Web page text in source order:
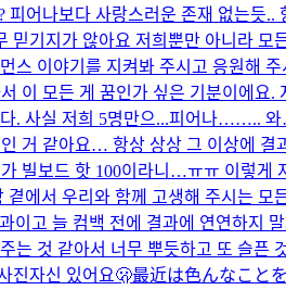
피어나보다 사랑스러운 존재 없는듯
기지가 않아요 저희뿐만 아니라
스 이야기를 지켜봐 주시고 응원해
이 모든 게 꿈인가 싶은 기분이에요
. 사실 저희 5명만으...피어나…….. 와…
거 같아요… 항상 상상 그 이상에
빌보드 핫 100이라니…ㅠㅠ 이렇게
에서 우리와 함께 고생해 주시는
이고 늘 컴백 전에 결과에 연연하지
는 것 같아서 너무 뿌듯하고 또 슬픈
진자신 있어요🫢最近は色んなこと